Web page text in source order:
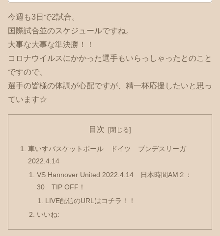
今週も3日で2試合。
国際試合並のスケジュールですね。
大事な大事な準決勝！！
コロナウイルスにかかった選手もいらっしゃったとのこと
ですので、
選手の皆様の体調が心配ですが、精一杯応援したいと思っ
ています☆
目次
車いすバスケットボール ドイツ ブンデスリーガ
2022.4.14
VS Hannover United 2022.4.14 日本時間AM２：
30 TIP OFF！
LIVE配信のURLはコチラ！！
いいね: